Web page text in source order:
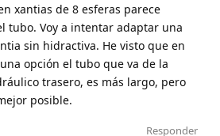
xantias de 8 esferas parece
tubo. Voy a intentar adaptar una
sin hidractiva. He visto que en
opción el tubo que va de la
trasero, es más largo, pero
posible.
Responder